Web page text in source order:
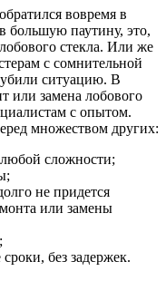
вовремя в
большую паутину, это,
стекла. Или же
с сомнительной
ситуацию. В
или замена лобового
с опытом.
множеством других:
сложности;
не придется
или замены
без задержек.